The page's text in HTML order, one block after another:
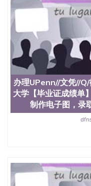
合性大学，每年有
生前往求学。 至今
位、声誉、实习机
誉为美国本科教育
计系更是在当今美
业生大多可以在其所
机会。许多硅谷公
供许多相应科系的
(UC)，还是加州州
都占据着加州所有
学座落于硅谷
地区为全美的重要
134种学士学科和
国的学生来此就读
子工程学，工商管
二、办理流程： 1
定金下单； 3、公
办理UPenn//文凭//
大学【毕业证成绩单
制作电子图，录